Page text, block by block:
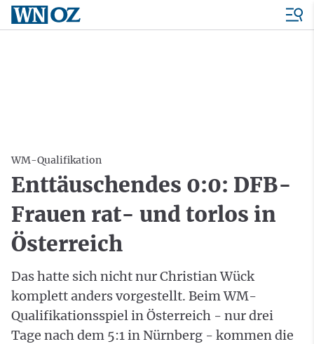
WM-Qualifikation
Enttäuschendes 0:0: DFB-
Frauen rat- und torlos in
Österreich
Das hatte sich nicht nur Christian Wück
komplett anders vorgestellt. Beim WM-
Qualifikationsspiel in Österreich - nur drei
Tage nach dem 5:1 in Nürnberg - kommen die